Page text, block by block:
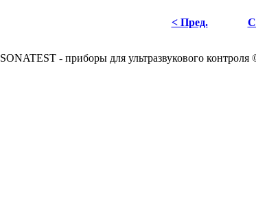
< Пред.
SONATEST - приборы для ультразвукового контроля